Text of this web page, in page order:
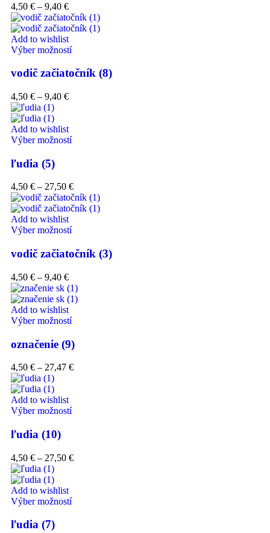
4,50 € – 9,40 €
Add to wishlist
Výber možností
vodič začiatočník (8)
4,50 € – 9,40 €
Add to wishlist
Výber možností
ľudia (5)
4,50 € – 27,50 €
Add to wishlist
Výber možností
vodič začiatočník (3)
4,50 € – 9,40 €
Add to wishlist
Výber možností
označenie (9)
4,50 € – 27,47 €
Add to wishlist
Výber možností
ľudia (10)
4,50 € – 27,50 €
Add to wishlist
Výber možností
ľudia (7)